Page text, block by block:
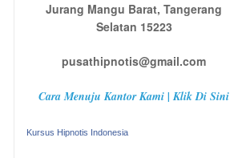
Jurang Mangu Barat, Tangerang
Selatan 15223
pusathipnotis@gmail.com
Cara Menuju Kantor Kami | Klik Di Sini
Kursus Hipnotis Indonesia